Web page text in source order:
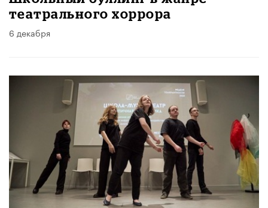
театрального хоррора
6 декабря